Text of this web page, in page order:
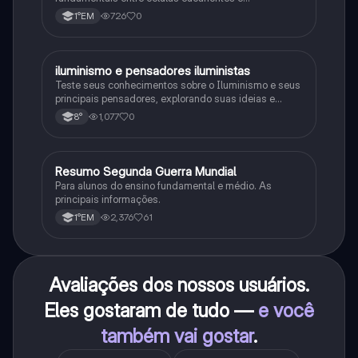
procariontes.
1°EM 726 0
História
iluminismo e pensadores iluministas
Teste seus conhecimentos sobre o Iluminismo e seus
principais pensadores, explorando suas ideias e
impacto histórico.
8° 1,077 0
História
Resumo Segunda Guerra Mundial
Para alunos do ensino fundamental e médio. As
principais informações.
1°EM 2,376 61
Avaliações dos nossos usuários.
Eles gostaram de tudo — e você
também vai gostar.